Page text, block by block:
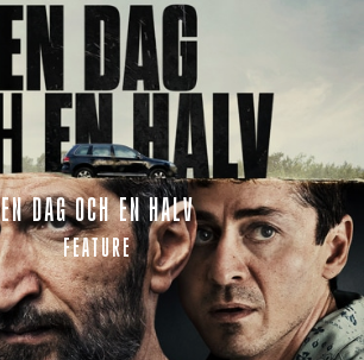
EN DAG OCH EN HALV
FEATURE